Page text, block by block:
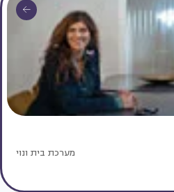
מערכת בית ונוי